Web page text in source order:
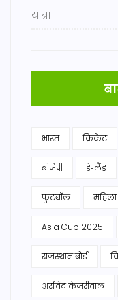
यात्रा
भारत क्रिकेट
बीजेपी इंग्लैंड
फुटबॉल
Asia Cup 2025
राजस्थान बोर्ड
अरविंद केजरीवाल